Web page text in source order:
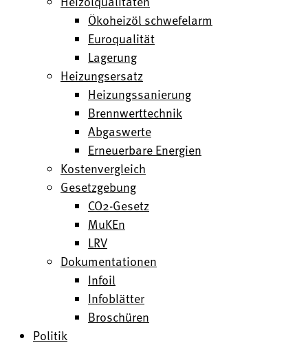
Ökoheizöl schwefelarm
Euroqualität
Lagerung
Heizungsersatz
Heizungssanierung
Brennwerttechnik
Abgaswerte
Erneuerbare Energien
Kostenvergleich
Gesetzgebung
CO2-Gesetz
MuKEn
LRV
Dokumentationen
Infoil
Infoblätter
Broschüren
Politik